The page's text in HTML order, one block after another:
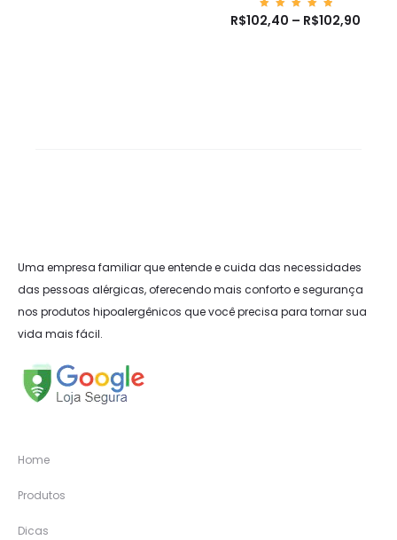
Avaliaç
ão
R$102,40 – R$102,90
Uma empresa familiar que entende e cuida das necessidades
das pessoas alérgicas, oferecendo mais conforto e segurança
nos produtos hipoalergênicos que você precisa para tornar sua
vida mais fácil.
Home
Produtos
Dicas